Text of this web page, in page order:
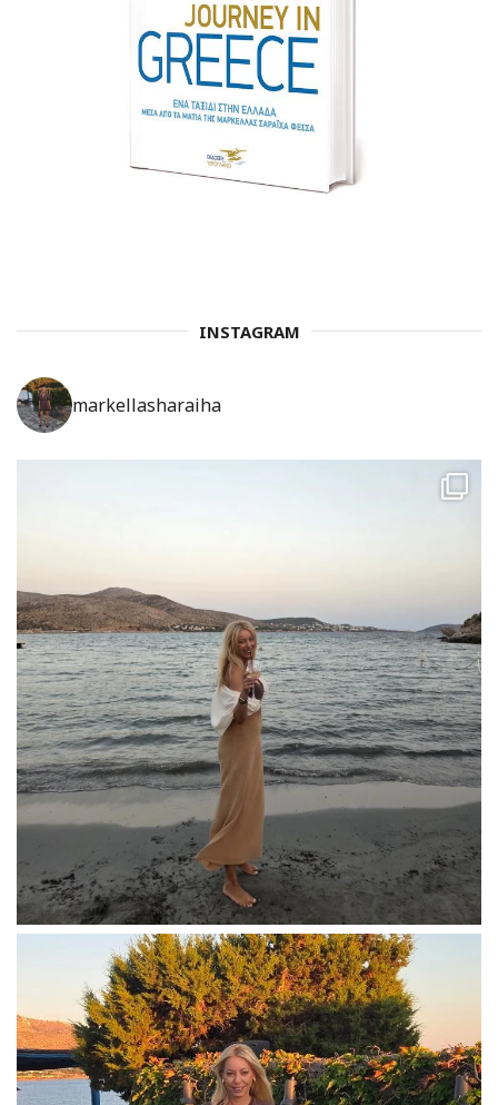
INSTAGRAM
markellasharaiha